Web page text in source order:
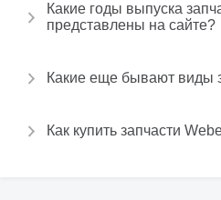
Какие годы выпуска
представлены на сайте?
Какие еще бывают виды
Как купить запчасти